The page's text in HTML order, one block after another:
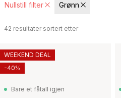
Nullstill filter Grønn
42 resultater sortert etter
Bare et fåtall igjen
WEEKEND DEAL
-40%